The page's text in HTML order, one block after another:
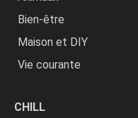
Bien-être
Maison et DIY
Vie courante
CHILL